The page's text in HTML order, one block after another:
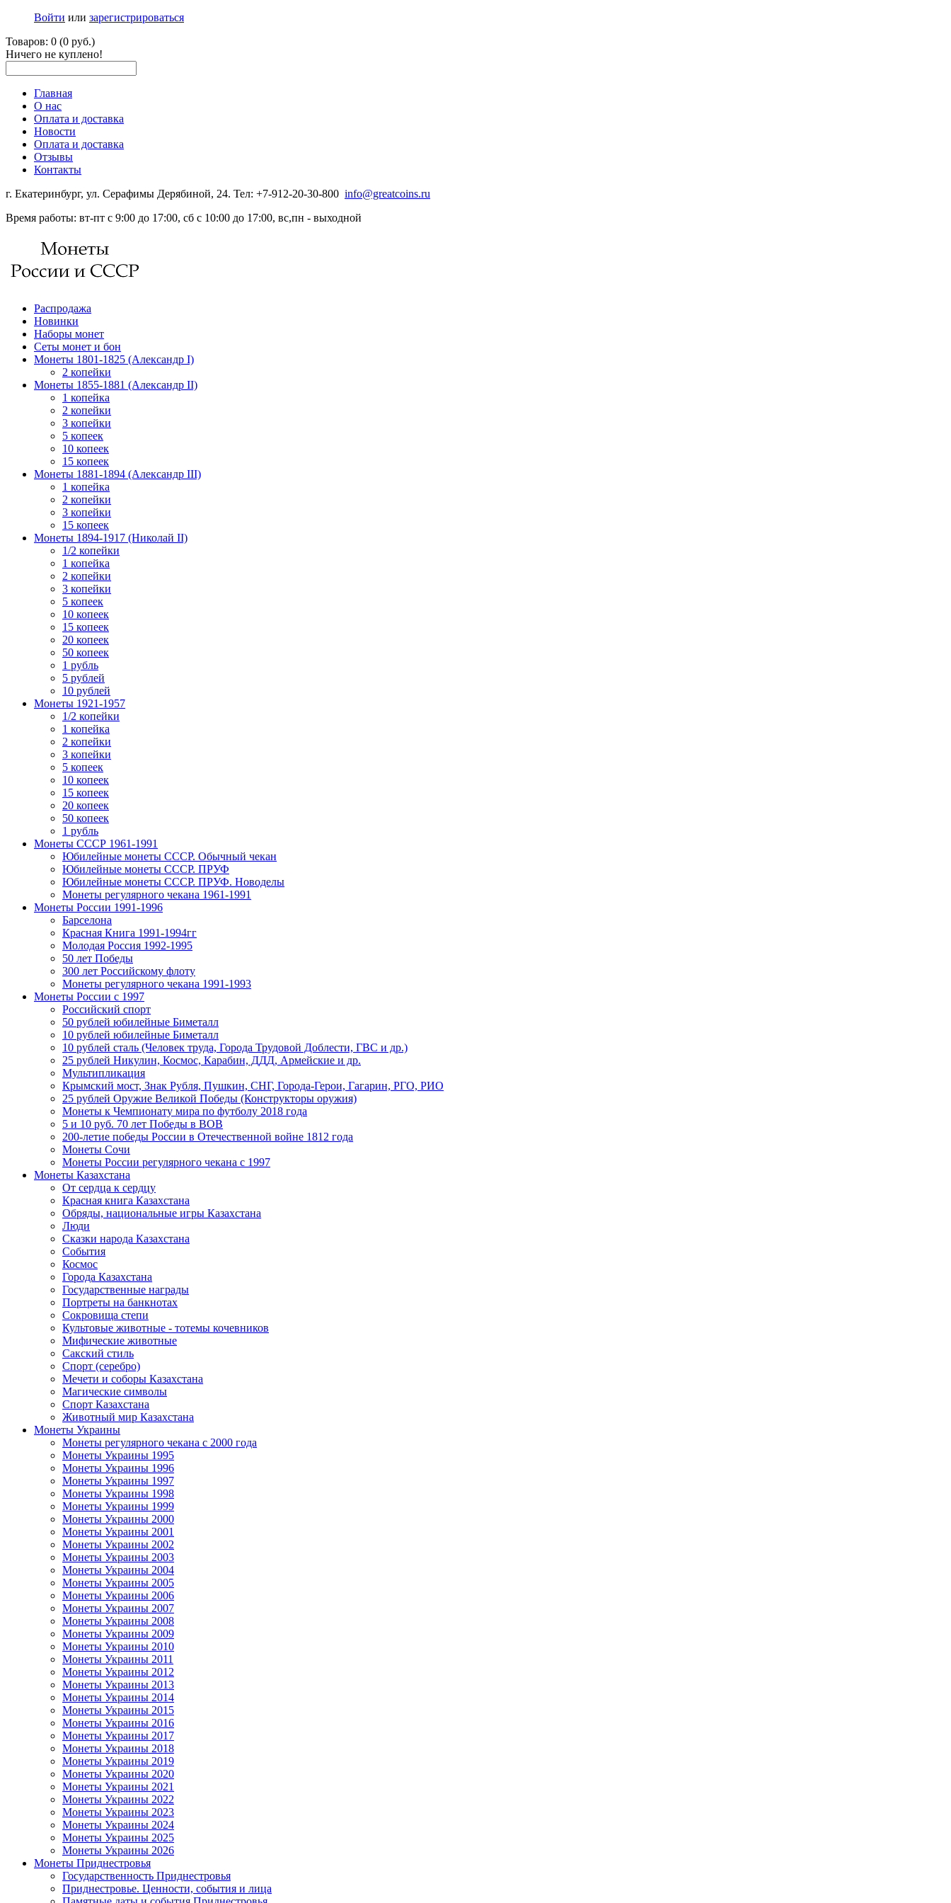
Войти или зарегистрироваться
Товаров: 0 (0 руб.)
Ничего не куплено!
Главная
О нас
Оплата и доставка
Новости
Оплата и доставка
Отзывы
Контакты
г. Екатеринбург, ул. Серафимы Дерябиной, 24. Тел: +7-912-20-30-800 info@greatcoins.ru
Время работы: вт-пт с 9:00 до 17:00, сб с 10:00 до 17:00, вс,пн - выходной
Распродажа
Новинки
Наборы монет
Сеты монет и бон
Монеты 1801-1825 (Александр I)
2 копейки
Монеты 1855-1881 (Александр II)
1 копейка
2 копейки
3 копейки
5 копеек
10 копеек
15 копеек
Монеты 1881-1894 (Александр III)
1 копейка
2 копейки
3 копейки
15 копеек
Монеты 1894-1917 (Николай II)
1/2 копейки
1 копейка
2 копейки
3 копейки
5 копеек
10 копеек
15 копеек
20 копеек
50 копеек
1 рубль
5 рублей
10 рублей
Монеты 1921-1957
1/2 копейки
1 копейка
2 копейки
3 копейки
5 копеек
10 копеек
15 копеек
20 копеек
50 копеек
1 рубль
Монеты СССР 1961-1991
Юбилейные монеты СССР. Обычный чекан
Юбилейные монеты СССР. ПРУФ
Юбилейные монеты СССР. ПРУФ. Новоделы
Монеты регулярного чекана 1961-1991
Монеты России 1991-1996
Барселона
Красная Книга 1991-1994гг
Молодая Россия 1992-1995
50 лет Победы
300 лет Российскому флоту
Монеты регулярного чекана 1991-1993
Монеты России c 1997
Российский спорт
50 рублей юбилейные Биметалл
10 рублей юбилейные Биметалл
10 рублей сталь (Человек труда, Города Трудовой Доблести, ГВС и др.)
25 рублей Никулин, Космос, Карабин, ДДД, Армейские и др.
Мультипликация
Крымский мост, Знак Рубля, Пушкин, СНГ, Города-Герои, Гагарин, РГО, РИО
25 рублей Оружие Великой Победы (Конструкторы оружия)
Монеты к Чемпионату мира по футболу 2018 года
5 и 10 руб. 70 лет Победы в ВОВ
200-летие победы России в Отечественной войне 1812 года
Монеты Сочи
Монеты России регулярного чекана с 1997
Монеты Казахстана
От сердца к сердцу
Красная книга Казахстана
Обряды, национальные игры Казахстана
Люди
Сказки народа Казахстана
События
Космос
Города Казахстана
Государственные награды
Портреты на банкнотах
Сокровища степи
Культовые животные - тотемы кочевников
Мифические животные
Сакский стиль
Спорт (серебро)
Мечети и соборы Казахстана
Магические символы
Спорт Казахстана
Животный мир Казахстана
Монеты Украины
Монеты регулярного чекана с 2000 года
Монеты Украины 1995
Монеты Украины 1996
Монеты Украины 1997
Монеты Украины 1998
Монеты Украины 1999
Монеты Украины 2000
Монеты Украины 2001
Монеты Украины 2002
Монеты Украины 2003
Монеты Украины 2004
Монеты Украины 2005
Монеты Украины 2006
Монеты Украины 2007
Монеты Украины 2008
Монеты Украины 2009
Монеты Украины 2010
Монеты Украины 2011
Монеты Украины 2012
Монеты Украины 2013
Монеты Украины 2014
Монеты Украины 2015
Монеты Украины 2016
Монеты Украины 2017
Монеты Украины 2018
Монеты Украины 2019
Монеты Украины 2020
Монеты Украины 2021
Монеты Украины 2022
Монеты Украины 2023
Монеты Украины 2024
Монеты Украины 2025
Монеты Украины 2026
Монеты Приднестровья
Государственность Приднестровья
Приднестровье. Ценности, события и лица